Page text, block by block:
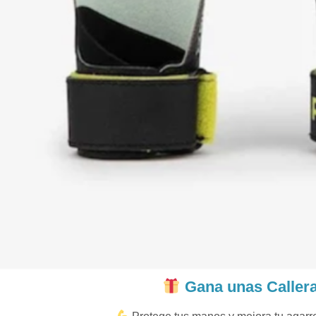
Gana unas